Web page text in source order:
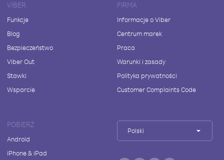
VIBER
Funkcje
Blog
Bezpieczeństwo
Viber Out
Stawki
Wsparcie
FIRMA
Informacje o Viber
Centrum marek
Praca
Warunki i zasady
Polityka prywatności
Customer Complaints Code
POBIERZ
Android
iPhone & iPad
Polski